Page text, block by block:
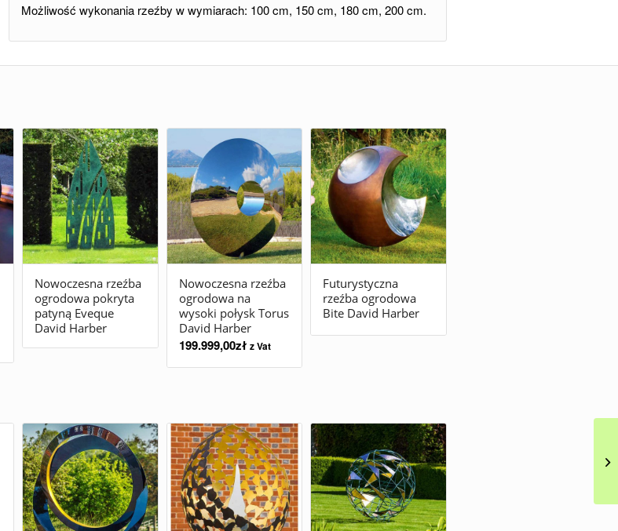
Możliwość wykonania rzeźby w wymiarach: 100 cm, 150 cm, 180 cm, 200 cm.
Nowoczesna rzeźba
ogrodowa pokryta
patyną Eveque
David Harber
Nowoczesna rzeźba
ogrodowa na
wysoki połysk Torus
David Harber
199.999,00zł z Vat
Futurystyczna
rzeźba ogrodowa
Bite David Harber